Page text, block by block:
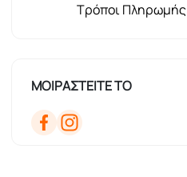
Τρόποι Πληρωμής
ΜΟΙΡΑΣΤΕΙΤΕ ΤΟ